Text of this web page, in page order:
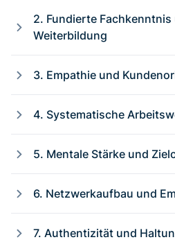
2. Fundierte
Weiterbildung
3. Empathie und
4. Systematische
5. Mentale Stärke und
6. Netzwerkaufbau und
7. Authentizität und